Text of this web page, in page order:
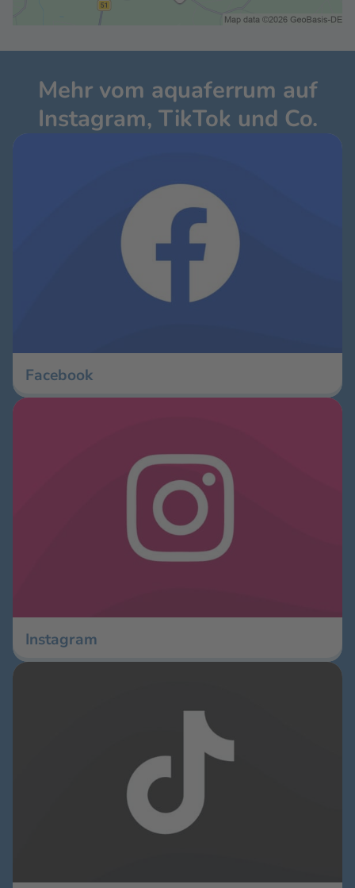
Mehr vom aquaferrum auf
Instagram, TikTok und Co.
Facebook
Instagram